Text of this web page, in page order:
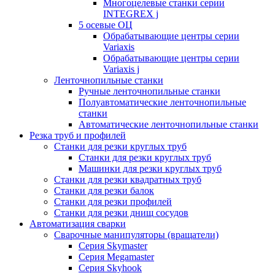
Многоцелевые станки серии
INTEGREX j
5 осевые ОЦ
Обрабатывающие центры серии
Variaxis
Обрабатывающие центры серии
Variaxis j
Ленточнопильные станки
Ручные ленточнопильные станки
Полуавтоматические ленточнопильные
станки
Автоматические ленточнопильные станки
Резка труб и профилей
Станки для резки круглых труб
Станки для резки круглых труб
Машинки для резки круглых труб
Станки для резки квадратных труб
Станки для резки балок
Станки для резки профилей
Станки для резки днищ сосудов
Автоматизация сварки
Сварочные манипуляторы (вращатели)
Серия Skymaster
Серия Megamaster
Серия Skyhook